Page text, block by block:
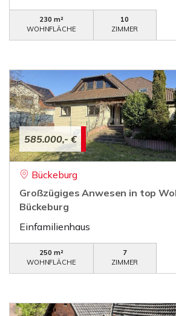
230 m²
WOHNFLÄCHE
10
ZIMMER
585.000,- €
Bückeburg
Großzügiges Anwesen in top
Bückeburg
Einfamilienhaus
250 m²
WOHNFLÄCHE
7
ZIMMER